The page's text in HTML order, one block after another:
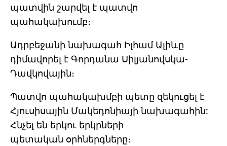
պատվին շարվել է պատվո
պահակախումբ։
Ադրբեջանի նախագահ Իլհամ Ալիևը
դիմավորել է Գորդանա Սիլյանովսկա-
Դավկովային։
Պատվո պահակախմբի պետը զեկուցել է
Հյուսիսային Մակեդոնիայի նախագահին:
Հնչել են երկու երկրների
պետական օրհներգները։